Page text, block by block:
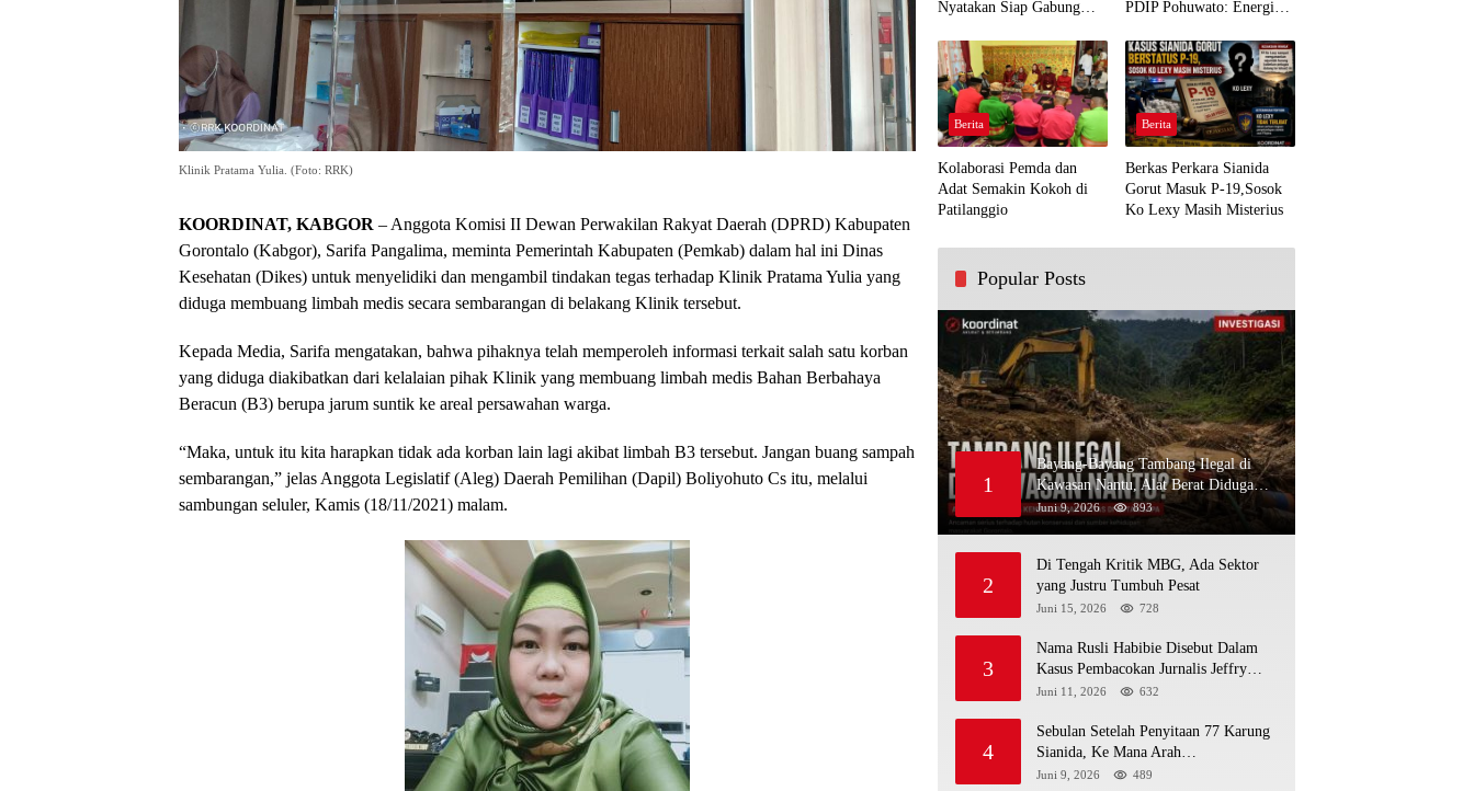
Klinik Pratama Yulia. (Foto: RRK)
KOORDINAT, KABGOR – Anggota Komisi II Dewan Perwakilan Rakyat Daerah (DPRD) Kabupaten
Gorontalo (Kabgor), Sarifa Pangalima, meminta Pemerintah Kabupaten (Pemkab) dalam hal ini Dinas
Kesehatan (Dikes) untuk menyelidiki dan mengambil tindakan tegas terhadap Klinik Pratama Yulia yang
diduga membuang limbah medis secara sembarangan di belakang Klinik tersebut.
Kepada Media, Sarifa mengatakan, bahwa pihaknya telah memperoleh informasi terkait salah satu korban
yang diduga diakibatkan dari kelalaian pihak Klinik yang membuang limbah medis Bahan Berbahaya
Beracun (B3) berupa jarum suntik ke areal persawahan warga.
“Maka, untuk itu kita harapkan tidak ada korban lain lagi akibat limbah B3 tersebut. Jangan buang sampah
sembarangan,” jelas Anggota Legislatif (Aleg) Daerah Pemilihan (Dapil) Boliyohuto Cs itu, melalui
sambungan seluler, Kamis (18/11/2021) malam.
Nyatakan Siap Gabung
Demi Kawal Aspirasi Bumi
Panua
PDIP Pohuwato: Energi
Rakyat
Berita
Kolaborasi Pemda dan
Adat Semakin Kokoh di
Patilanggio
Berita
Berkas Perkara Sianida
Gorut Masuk P-19,Sosok
Ko Lexy Masih Misterius
Popular Posts
1
Bayang-Bayang Tambang Ilegal di
Kawasan Nantu, Alat Berat Diduga
Kembali Menembus Hutan Sapa
Juni 9, 2026 893
2
Di Tengah Kritik MBG, Ada Sektor
yang Justru Tumbuh Pesat
Juni 15, 2026 728
3
Nama Rusli Habibie Disebut Dalam
Kasus Pembacokan Jurnalis Jeffry
Rumampuk
Juni 11, 2026 632
4
Sebulan Setelah Penyitaan 77 Karung
Sianida, Ke Mana Arah
Penyidikannya?
Juni 9, 2026 489